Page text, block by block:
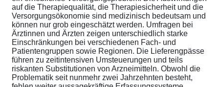
auf die Therapiequalität, die Therapiesicherheit und die
Versorgungsökonomie sind medizinisch bedeutsam und
können nur grob eingeschätzt werden. Umfragen bei
Ärztinnen und Ärzten zeigen unterschiedlich starke
Einschränkungen bei verschiedenen Fach- und
Patientengruppen sowie Regionen. Die Lieferengpässe
führen zu zeitintensiven Umsteuerungen und teils
riskanten Substitutionen von Arzneimitteln. Obwohl die
Problematik seit nunmehr zwei Jahrzehnten besteht,